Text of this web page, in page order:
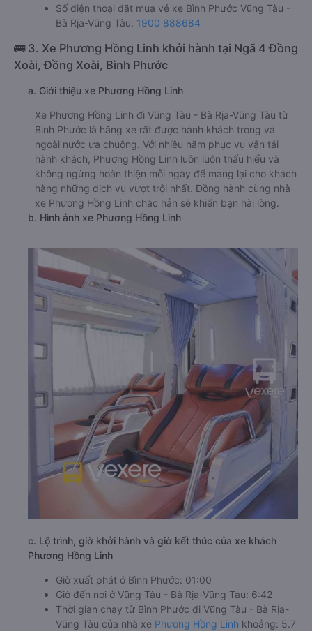
Số điện thoại đặt mua vé xe Bình Phước Vũng Tàu -
Bà Rịa-Vũng Tàu: 1900 888684
🚌 3. Xe Phương Hồng Linh khởi hành tại Ngã 4 Đồng
Xoài, Đồng Xoài, Bình Phước
a. Giới thiệu xe Phương Hồng Linh
Xe Phương Hồng Linh đi Vũng Tàu - Bà Rịa-Vũng Tàu từ
Bình Phước là hãng xe rất được hành khách trong và
ngoài nước ưa chuộng. Với nhiều năm phục vụ vận tải
hành khách, Phương Hồng Linh luôn luôn thấu hiểu và
không ngừng hoàn thiện mỗi ngày để mang lại cho khách
hàng những dịch vụ vượt trội nhất. Đồng hành cùng nhà
xe Phương Hồng Linh chắc hẳn sẽ khiến bạn hài lòng.
b. Hình ảnh xe Phương Hồng Linh
c. Lộ trình, giờ khởi hành và giờ kết thúc của xe khách
Phương Hồng Linh
Giờ xuất phát ở Bình Phước: 01:00
Giờ đến nơi ở Vũng Tàu - Bà Rịa-Vũng Tàu: 6:42
Thời gian chạy từ Bình Phước đi Vũng Tàu - Bà Rịa-
Vũng Tàu của nhà xe Phương Hồng Linh khoảng: 5.7